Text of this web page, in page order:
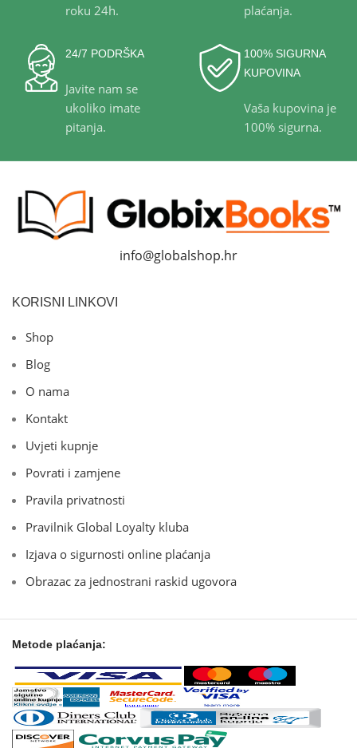
roku 24h.
plaćanja.
24/7 PODRŠKA
Javite nam se
ukoliko imate
pitanja.
100% SIGURNA
KUPOVINA
Vaša kupovina je
100% sigurna.
info@globalshop.hr
KORISNI LINKOVI
Shop
Blog
O nama
Kontakt
Uvjeti kupnje
Povrati i zamjene
Pravila privatnosti
Pravilnik Global Loyalty kluba
Izjava o sigurnosti online plaćanja
Obrazac za jednostrani raskid ugovora
Metode plaćanja: